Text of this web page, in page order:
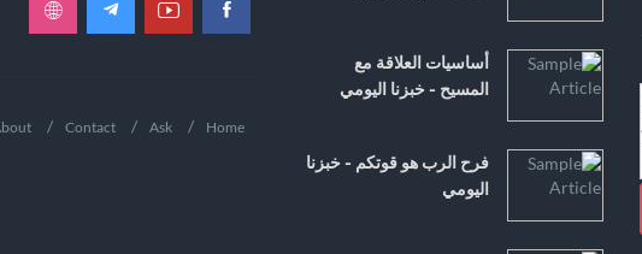
أساسيات العلاقة مع
المسيح - خبزنا اليومي
فرح الرب هو قوتكم - خبزنا
اليومي
Home
Ask
Contact